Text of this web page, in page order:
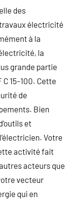
des
électricité
à la
la
grande partie
15-100. Cette
de
Bien
et
Votre
activité fait
acteurs que
vecteur
qui en